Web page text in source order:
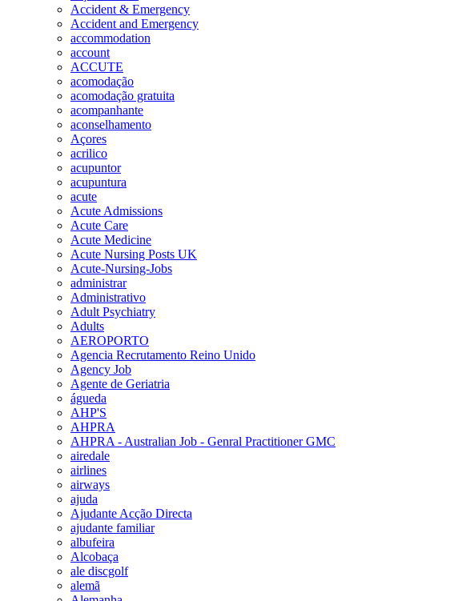
Accident & Emergency
Accident and Emergency
accommodation
account
ACCUTE
acomodação
acomodação gratuita
acompanhante
aconselhamento
Açores
acrilico
acupuntor
acupuntura
acute
Acute Admissions
Acute Care
Acute Medicine
Acute Nursing Posts UK
Acute-Nursing-Jobs
administrar
Administrativo
Adult Psychiatry
Adults
AEROPORTO
Agencia Recrutamento Reino Unido
Agency Job
Agente de Geriatria
águeda
AHP'S
AHPRA
AHPRA - Australian Job - Genral Practitioner GMC
airedale
airlines
airways
ajuda
Ajudante Acção Directa
ajudante familiar
albufeira
Alcobaça
ale discgolf
alemã